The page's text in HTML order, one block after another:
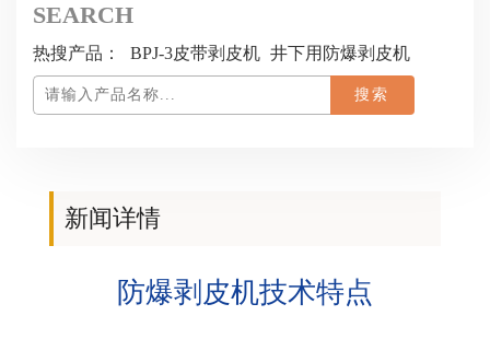
SEARCH
热搜产品： BPJ-3皮带剥皮机 井下用防爆剥皮机
新闻详情
防爆剥皮机技术特点